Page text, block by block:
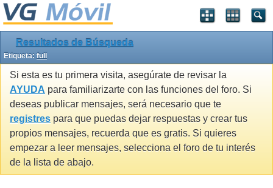
Resultados de Búsqueda
Etiqueta: full
Si esta es tu primera visita, asegúrate de revisar la
AYUDA para familiarizarte con las funciones del foro. Si
deseas publicar mensajes, será necesario que te
registres para que puedas dejar respuestas y crear tus
propios mensajes, recuerda que es gratis. Si quieres
empezar a leer mensajes, selecciona el foro de tu interés
de la lista de abajo.